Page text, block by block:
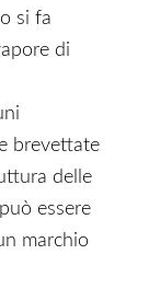
si fa
di
brevettate
delle
essere
marchio